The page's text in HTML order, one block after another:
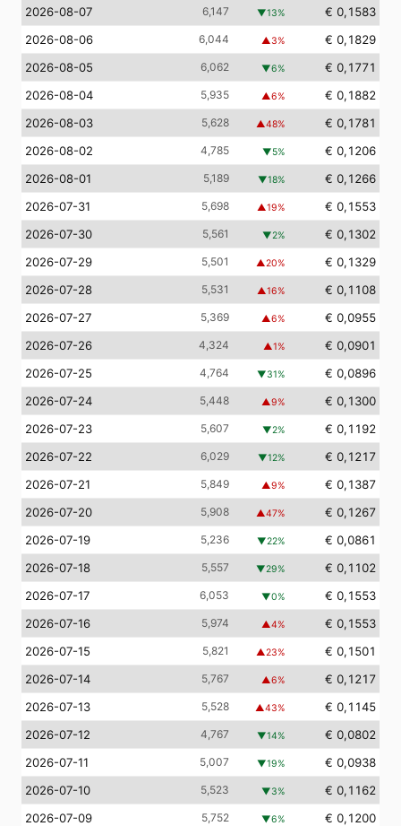
2026-08-07 6,147 ▼13%
€ 0,1583
2026-08-06
6,044 ▲3%
€ 0,1829
2026-08-05
6,062 ▼6%
€ 0,1771
2026-08-04
5,935 ▲6%
€ 0,1882
2026-08-03
5,628 ▲48%
€ 0,1781
2026-08-02
4,785 ▼5%
€ 0,1206
2026-08-01
5,189 ▼18%
€ 0,1266
2026-07-31
5,698 ▲19%
€ 0,1553
2026-07-30
5,561 ▼2%
€ 0,1302
2026-07-29
5,501 ▲20%
€ 0,1329
2026-07-28
5,531 ▲16%
€ 0,1108
2026-07-27
5,369 ▲6%
€ 0,0955
2026-07-26
4,324 ▲1%
€ 0,0901
2026-07-25
4,764 ▼31%
€ 0,0896
2026-07-24
5,448 ▲9%
€ 0,1300
2026-07-23
5,607 ▼2%
€ 0,1192
2026-07-22
6,029 ▼12%
€ 0,1217
2026-07-21
5,849 ▲9%
€ 0,1387
2026-07-20
5,908 ▲47%
€ 0,1267
2026-07-19
5,236 ▼22%
€ 0,0861
2026-07-18
5,557 ▼29%
€ 0,1102
2026-07-17
6,053 ▼0%
€ 0,1553
2026-07-16
5,974 ▲4%
€ 0,1553
2026-07-15
5,821 ▲23%
€ 0,1501
2026-07-14
5,767 ▲6%
€ 0,1217
2026-07-13
5,528 ▲43%
€ 0,1145
2026-07-12
4,767 ▼14%
€ 0,0802
2026-07-11
5,007 ▼19%
€ 0,0938
2026-07-10
5,523 ▼3%
€ 0,1162
2026-07-09
5,752 ▼6% € 0,1200